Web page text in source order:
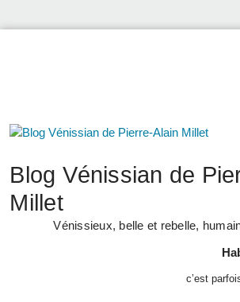
Blog Vénissian de
Millet
Vénissieux, belle et rebelle,
c’est